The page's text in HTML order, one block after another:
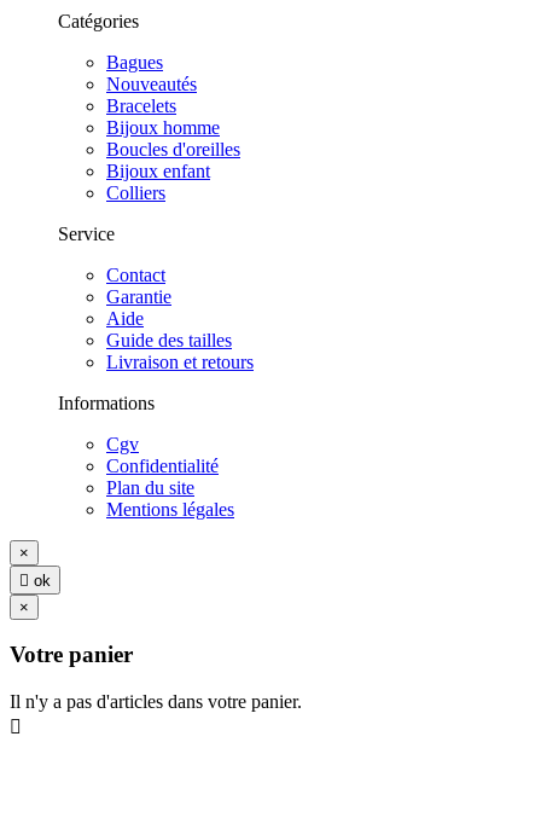
Catégories
Bagues
Nouveautés
Bracelets
Bijoux homme
Boucles d'oreilles
Bijoux enfant
Colliers
Service
Contact
Garantie
Aide
Guide des tailles
Livraison et retours
Informations
Cgv
Confidentialité
Plan du site
Mentions légales
×
 ok
×
Votre panier
Il n'y a pas d'articles dans votre panier.